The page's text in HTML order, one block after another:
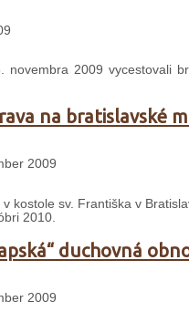
novembra 2009 vycestovali
na bratislavské
2009
kostole sv. Františka v
2010.
duchovná
2009